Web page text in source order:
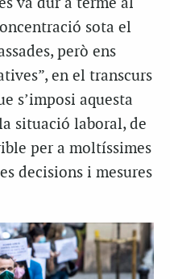
va dur a terme al
sota el
però ens
en el transcurs
s’imposi aquesta
situació laboral, de
per a moltíssimes
decisions i mesures